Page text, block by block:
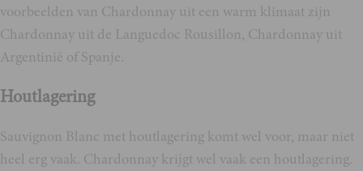
voorbeelden van Chardonnay uit een warm klimaat zijn
Chardonnay uit de Languedoc Rousillon, Chardonnay uit
Argentinië of Spanje.
Houtlagering
Sauvignon Blanc met houtlagering komt wel voor, maar niet
heel erg vaak. Chardonnay krijgt wel vaak een houtlagering.